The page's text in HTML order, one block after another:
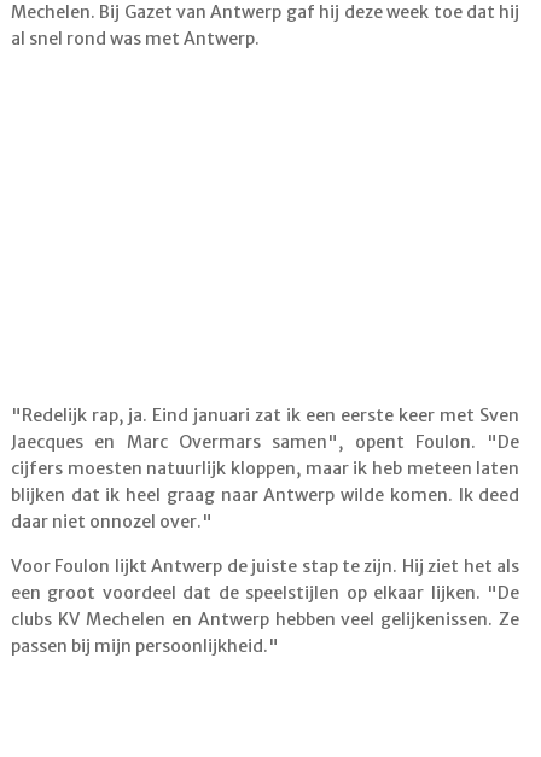
Mechelen. Bij Gazet van Antwerp gaf hij deze week toe dat hij
al snel rond was met Antwerp.
"Redelijk rap, ja. Eind januari zat ik een eerste keer met Sven
Jaecques en Marc Overmars samen", opent Foulon. "De
cijfers moesten natuurlijk kloppen, maar ik heb meteen laten
blijken dat ik heel graag naar Antwerp wilde komen. Ik deed
daar niet onnozel over."
Voor Foulon lijkt Antwerp de juiste stap te zijn. Hij ziet het als
een groot voordeel dat de speelstijlen op elkaar lijken. "De
clubs KV Mechelen en Antwerp hebben veel gelijkenissen. Ze
passen bij mijn persoonlijkheid."